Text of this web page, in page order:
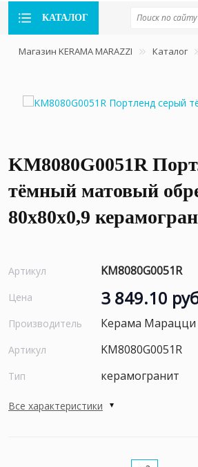
КАТАЛОГ
Магазин KERAMA MARAZZI Каталог
KM8080G0051R
тёмный матовый
80x80x0,9
Артикул KM8080G0051R
Цена 3 849.10
Производитель Керама Марацци
Артикул KM8080G0051R
Тип керамогранит
Все характеристики